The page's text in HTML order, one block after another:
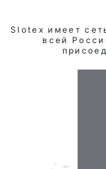
Slotex имеет
всей